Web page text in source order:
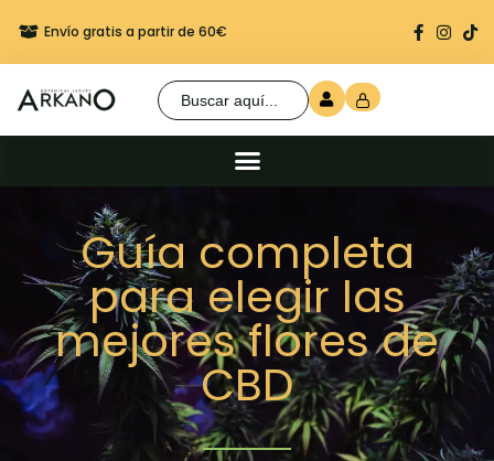
Envío gratis a partir de 60€ Regalo seguro en cada
Buscar:
Guía completa
para elegir las
mejores flores de
CBD